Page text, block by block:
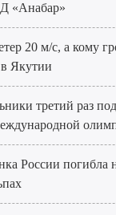
«Анабар»
20 м/с, а кому
Якутии
третий раз
России погибла